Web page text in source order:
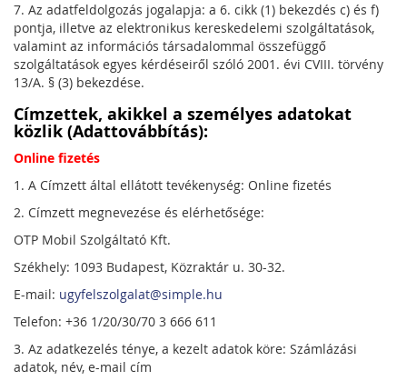
7. Az adatfeldolgozás jogalapja: a 6. cikk (1) bekezdés c) és f)
pontja, illetve az elektronikus kereskedelemi szolgáltatások,
valamint az információs társadalommal összefüggő
szolgáltatások egyes kérdéseiről szóló 2001. évi CVIII. törvény
13/A. § (3) bekezdése.
Címzettek, akikkel a személyes adatokat
közlik (Adattovábbítás):
Online fizetés
1. A Címzett által ellátott tevékenység: Online fizetés
2. Címzett megnevezése és elérhetősége:
OTP Mobil Szolgáltató Kft.
Székhely: 1093 Budapest, Közraktár u. 30-32.
E-mail: ugyfelszolgalat@simple.hu
Telefon: +36 1/20/30/70 3 666 611
3. Az adatkezelés ténye, a kezelt adatok köre: Számlázási
adatok, név, e-mail cím